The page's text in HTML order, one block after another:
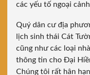
các yếu tố ngoại
Quý dân cư địa
lịch sinh thái Cát
cũng như các loại
thông tin cho Đại
Chúng tôi rất hân